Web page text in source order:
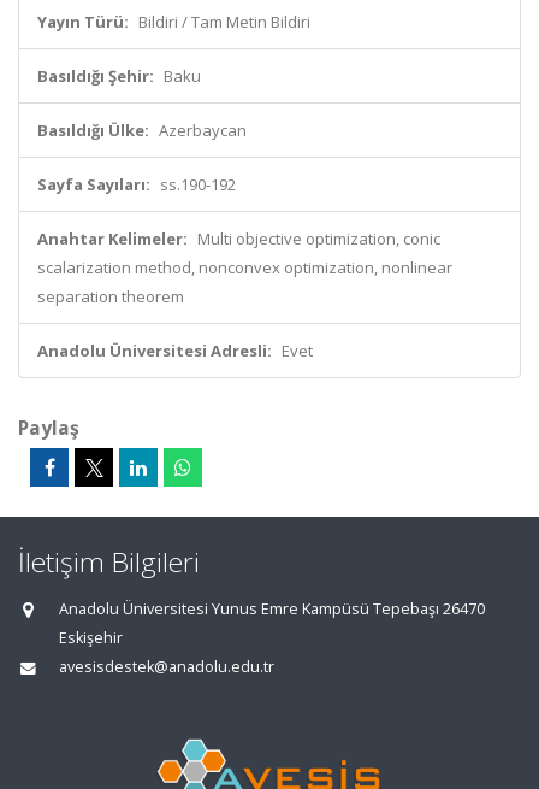
Yayın Türü: Bildiri / Tam Metin Bildiri
Basıldığı Şehir: Baku
Basıldığı Ülke: Azerbaycan
Sayfa Sayıları: ss.190-192
Anahtar Kelimeler: Multi objective optimization, conic
scalarization method, nonconvex optimization, nonlinear
separation theorem
Anadolu Üniversitesi Adresli: Evet
Paylaş
İletişim Bilgileri
Anadolu Üniversitesi Yunus Emre Kampüsü Tepebaşı 26470
Eskişehir
avesisdestek@anadolu.edu.tr